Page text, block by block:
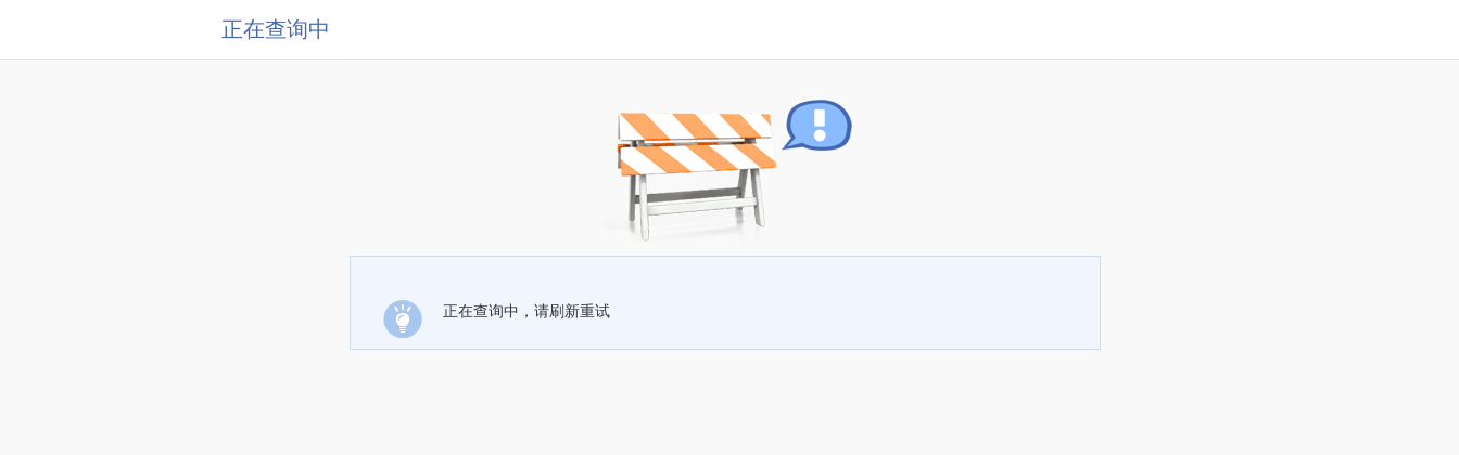
正在查询中
正在查询中，请刷新重试